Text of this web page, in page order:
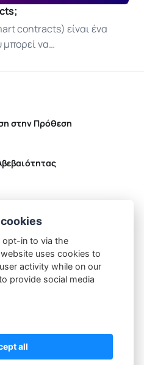
contracts) είναι ένα
να…
στην Πρόθεση
Ομιλίες - Παρουσιάσεις
2025
opt-in to via the
uses cookies to
activity while on our
provide social media
all